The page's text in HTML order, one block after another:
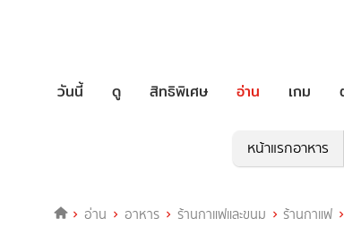
วันนี้ ดู สิทธิพิเศษ อ่าน เกม
หน้าแรกอาหาร
อ่าน อาหาร ร้านกาแฟและขนม ร้านกาแฟ